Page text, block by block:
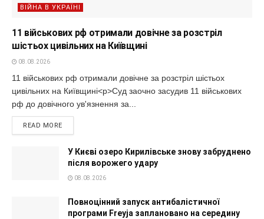
ВІЙНА В УКРАЇНІ
11 військових рф отримали довічне за розстріл
шістьох цивільних на Київщині
08.08.2026
11 військових рф отримали довічне за розстріл шістьох
цивільних на Київщині<p>Суд заочно засудив 11 військових
рф до довічного ув'язнення за...
READ MORE
У Києві озеро Кирилівське знову забруднено
після ворожего удару
08.08.2026
Повноцінний запуск антибалістичної
програми Freyja заплановано на середину